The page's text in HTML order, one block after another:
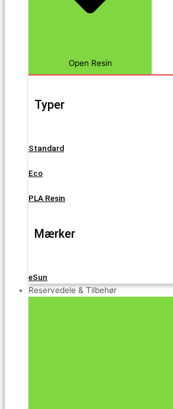
Open Resin
Typer
Standard
Eco
PLA Resin
Mærker
eSun
Reservedele & Tilbehør